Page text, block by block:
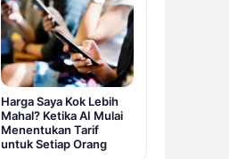
Harga Saya Kok Lebih
Mahal? Ketika AI Mulai
Menentukan Tarif
untuk Setiap Orang